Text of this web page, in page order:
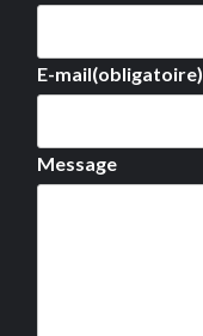
E-mail(obligatoire)
Message